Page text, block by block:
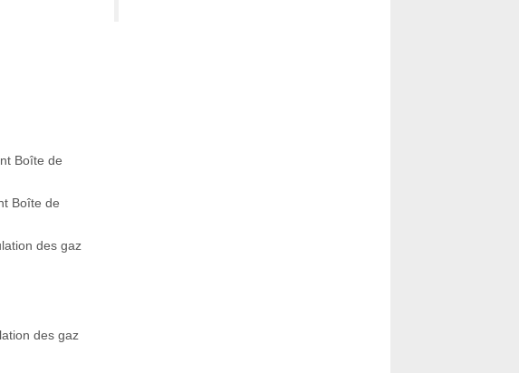
Boîte de
Boîte de
des gaz
des gaz